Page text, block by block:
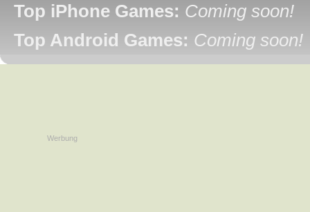
Top iPhone Games: Coming soon!
Top Android Games: Coming soon!
Werbung